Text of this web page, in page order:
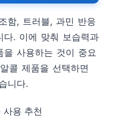
함, 트러블, 과민 반응
다. 이에 맞춰 보습력과
사용하는 것이 중요
콜 제품을 선택하면
니다.
사용 추천